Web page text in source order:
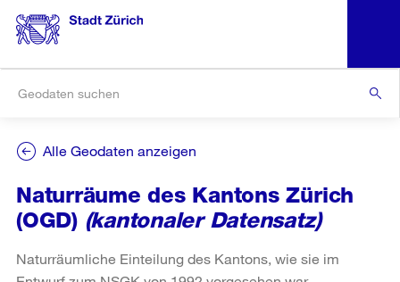
Alle Geodaten anzeigen
Naturräume des Kantons Zürich
(OGD) (kantonaler Datensatz)
Naturräumliche Einteilung des Kantons, wie sie im